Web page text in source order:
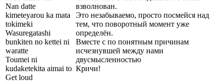
Nan datte
kimeteyarou ka mata
tokimeki
Wasuregatashi
bunkiten no kettei ni
waratte
Toumei ni
kudaketekita aimai to
Get loud
взволнован.
Это незабываемо, просто посмейся над
тем, что поворотный момент уже
определён.
Вместе с по понятным причинам
исчезнувшей между нами
двусмысленностью
Кричи!